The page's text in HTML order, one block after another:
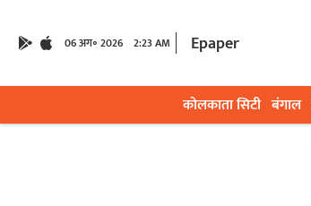
06 अग॰ 2026 2:23 AM Epaper
कोलकाता सिटी बंगाल